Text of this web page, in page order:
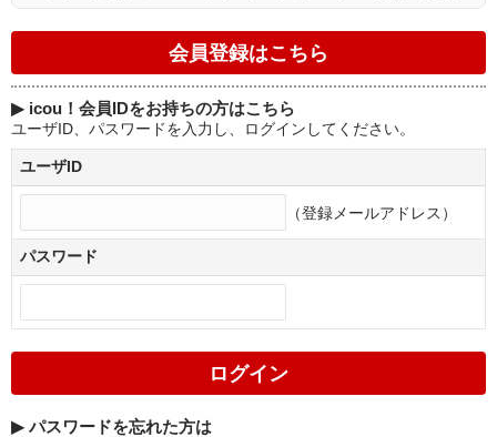
▶ icou！会員IDをお持ちの方はこちら
ユーザID、パスワードを入力し、ログインしてください。
ユーザID
（登録メールアドレス）
パスワード
▶ パスワードを忘れた方は